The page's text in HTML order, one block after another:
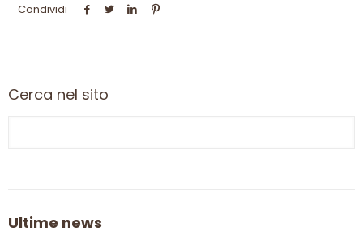
Condividi
Cerca nel sito
Ultime news